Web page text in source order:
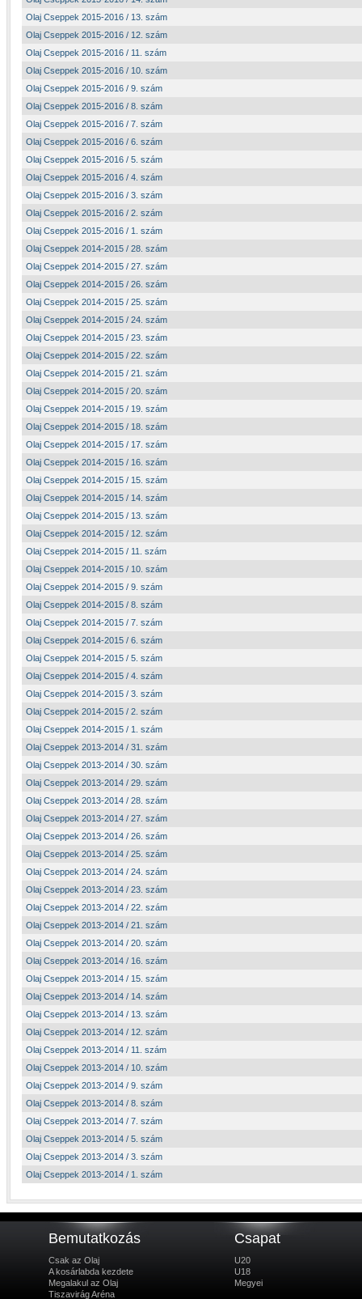
Olaj Cseppek 2015-2016 / 13. szám
Olaj Cseppek 2015-2016 / 12. szám
Olaj Cseppek 2015-2016 / 11. szám
Olaj Cseppek 2015-2016 / 10. szám
Olaj Cseppek 2015-2016 / 9. szám
Olaj Cseppek 2015-2016 / 8. szám
Olaj Cseppek 2015-2016 / 7. szám
Olaj Cseppek 2015-2016 / 6. szám
Olaj Cseppek 2015-2016 / 5. szám
Olaj Cseppek 2015-2016 / 4. szám
Olaj Cseppek 2015-2016 / 3. szám
Olaj Cseppek 2015-2016 / 2. szám
Olaj Cseppek 2015-2016 / 1. szám
Olaj Cseppek 2014-2015 / 28. szám
Olaj Cseppek 2014-2015 / 27. szám
Olaj Cseppek 2014-2015 / 26. szám
Olaj Cseppek 2014-2015 / 25. szám
Olaj Cseppek 2014-2015 / 24. szám
Olaj Cseppek 2014-2015 / 23. szám
Olaj Cseppek 2014-2015 / 22. szám
Olaj Cseppek 2014-2015 / 21. szám
Olaj Cseppek 2014-2015 / 20. szám
Olaj Cseppek 2014-2015 / 19. szám
Olaj Cseppek 2014-2015 / 18. szám
Olaj Cseppek 2014-2015 / 17. szám
Olaj Cseppek 2014-2015 / 16. szám
Olaj Cseppek 2014-2015 / 15. szám
Olaj Cseppek 2014-2015 / 14. szám
Olaj Cseppek 2014-2015 / 13. szám
Olaj Cseppek 2014-2015 / 12. szám
Olaj Cseppek 2014-2015 / 11. szám
Olaj Cseppek 2014-2015 / 10. szám
Olaj Cseppek 2014-2015 / 9. szám
Olaj Cseppek 2014-2015 / 8. szám
Olaj Cseppek 2014-2015 / 7. szám
Olaj Cseppek 2014-2015 / 6. szám
Olaj Cseppek 2014-2015 / 5. szám
Olaj Cseppek 2014-2015 / 4. szám
Olaj Cseppek 2014-2015 / 3. szám
Olaj Cseppek 2014-2015 / 2. szám
Olaj Cseppek 2014-2015 / 1. szám
Olaj Cseppek 2013-2014 / 31. szám
Olaj Cseppek 2013-2014 / 30. szám
Olaj Cseppek 2013-2014 / 29. szám
Olaj Cseppek 2013-2014 / 28. szám
Olaj Cseppek 2013-2014 / 27. szám
Olaj Cseppek 2013-2014 / 26. szám
Olaj Cseppek 2013-2014 / 25. szám
Olaj Cseppek 2013-2014 / 24. szám
Olaj Cseppek 2013-2014 / 23. szám
Olaj Cseppek 2013-2014 / 22. szám
Olaj Cseppek 2013-2014 / 21. szám
Olaj Cseppek 2013-2014 / 20. szám
Olaj Cseppek 2013-2014 / 16. szám
Olaj Cseppek 2013-2014 / 15. szám
Olaj Cseppek 2013-2014 / 14. szám
Olaj Cseppek 2013-2014 / 13. szám
Olaj Cseppek 2013-2014 / 12. szám
Olaj Cseppek 2013-2014 / 11. szám
Olaj Cseppek 2013-2014 / 10. szám
Olaj Cseppek 2013-2014 / 9. szám
Olaj Cseppek 2013-2014 / 8. szám
Olaj Cseppek 2013-2014 / 7. szám
Olaj Cseppek 2013-2014 / 5. szám
Olaj Cseppek 2013-2014 / 3. szám
Olaj Cseppek 2013-2014 / 1. szám
Bemutatkozás
Csak az Olaj
A kosárlabda kezdete
Megalakul az Olaj
Tiszavirág Aréna
Csapat
U20
U18
Megyei